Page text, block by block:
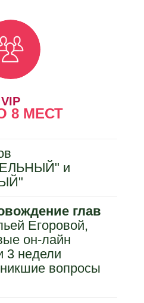
VIP
8 МЕСТ
и
глав
Егоровой,
он-лайн
3 недели
вопросы